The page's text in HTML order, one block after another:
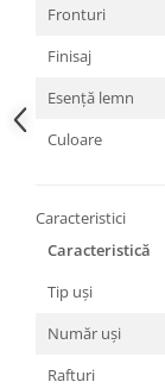
Fronturi
Finisaj
Esență lemn
Culoare
Caracteristici
Caracteristică
Tip uși
Număr uși
Rafturi